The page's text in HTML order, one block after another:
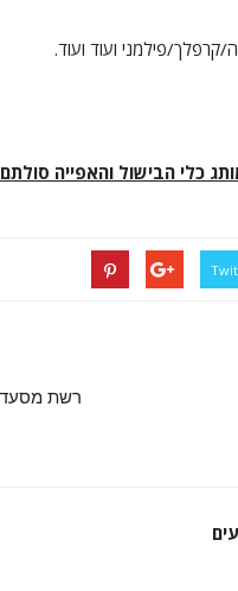
פילמני ועוד ועוד.
כלי הבישול והאפייה סולתם